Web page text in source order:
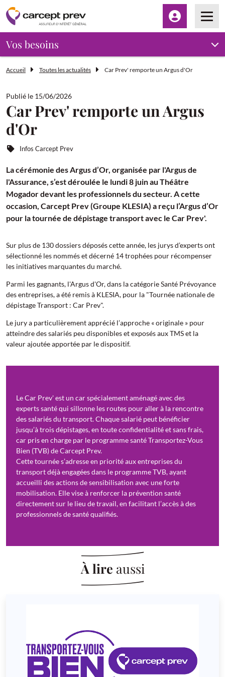
Espace client
Vos besoins
Accueil Toutes les actualités Car Prev' remporte un Argus d'Or
Car Prev' remporte un Argus
d'Or
Publié le 15/06/2026
Infos Carcept Prev
La cérémonie des Argus d’Or, organisée par l'Argus de
l'Assurance, s’est déroulée le lundi 8 juin au Théâtre
Mogador devant les professionnels du secteur. A cette
occasion, Carcept Prev (Groupe KLESIA) a reçu l’Argus d’Or
pour la tournée de dépistage transport avec le Car Prev'.
Sur plus de 130 dossiers déposés cette année, les jurys d’experts ont
sélectionné les nommés et décerné 14 trophées pour récompenser
les initiatives marquantes du marché.
Parmi les gagnants, l'Argus d'Or, dans la catégorie Santé Prévoyance
des entreprises, a été remis à KLESIA, pour la "Tournée nationale de
dépistage Transport : Car Prev".
Le jury a particulièrement apprécié l’approche « originale » pour
atteindre des salariés peu disponibles et exposés aux TMS et la
valeur ajoutée apportée par le dispositif.
Le Car Prev' est un car spécialement aménagé avec des
experts santé qui sillonne les routes pour aller à la rencontre
des salariés du transport. Chaque salarié peut bénéficier
jusqu’à trois dépistages, en toute confidentialité et sans frais,
car pris en charge par le programme santé Transportez-Vous
Bien (TVB) de Carcept Prev.
Cette tournée s’adresse en priorité aux entreprises du
transport déjà engagées dans le programme TVB, ayant
accueilli des actions de sensibilisation avec une forte
mobilisation. Elle vise à renforcer la prévention santé
directement sur le lieu de travail, en facilitant l’accès à des
professionnels de santé qualifiés.
À lire aussi